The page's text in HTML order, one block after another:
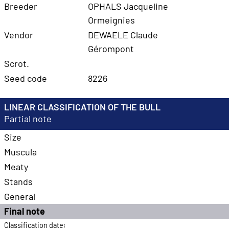
Breeder
OPHALS Jacqueline
Ormeignies
Vendor
DEWAELE Claude
Gérompont
Scrot.
Seed code
8226
LINEAR CLASSIFICATION OF THE BULL
Partial note
Size
Muscula
Meaty
Stands
General
Final note
Classification date: